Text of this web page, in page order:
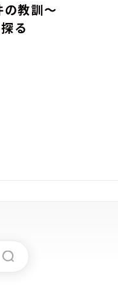
の教訓～
る